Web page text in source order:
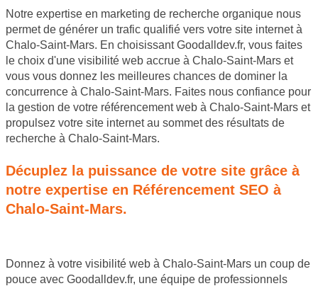
Notre expertise en marketing de recherche organique nous
permet de générer un trafic qualifié vers votre site internet à
Chalo-Saint-Mars. En choisissant Goodalldev.fr, vous faites
le choix d'une visibilité web accrue à Chalo-Saint-Mars et
vous vous donnez les meilleures chances de dominer la
concurrence à Chalo-Saint-Mars. Faites nous confiance pour
la gestion de votre référencement web à Chalo-Saint-Mars et
propulsez votre site internet au sommet des résultats de
recherche à Chalo-Saint-Mars.
Décuplez la puissance de votre site grâce à
notre expertise en Référencement SEO à
Chalo-Saint-Mars.
Donnez à votre visibilité web à Chalo-Saint-Mars un coup de
pouce avec Goodalldev.fr, une équipe de professionnels